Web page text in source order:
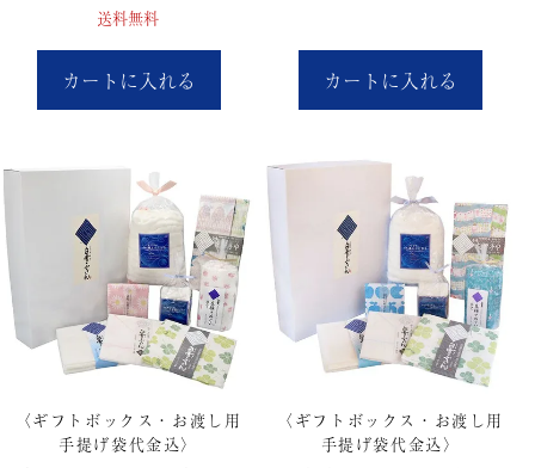
送料無料
カートに入れる カートに入れる
〈ギフトボックス・お渡し用
手提げ袋代金込〉
〈ギフトボックス・お渡し用
手提げ袋代金込〉